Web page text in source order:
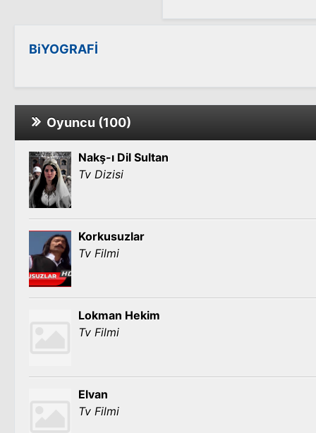
BiYOGRAFİ
Oyuncu (100)
Nakş-ı Dil Sultan
Tv Dizisi
Korkusuzlar
Tv Filmi
Lokman Hekim
Tv Filmi
Elvan
Tv Filmi